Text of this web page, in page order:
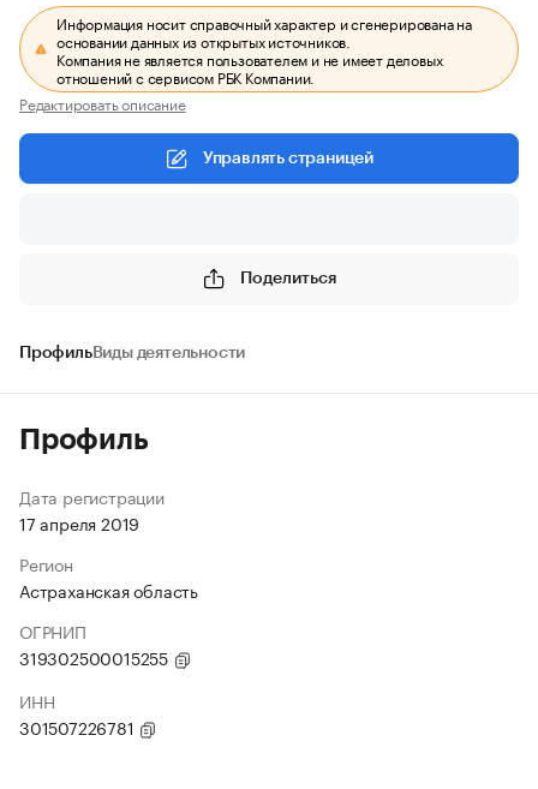
Информация носит справочный характер и сгенерирована на
основании данных из открытых источников.
Компания не является пользователем и не имеет деловых
отношений с сервисом РБК Компании.
Редактировать описание
Управлять страницей
Поделиться
ПрофильВиды деятельности
Профиль
Дата регистрации
17 апреля 2019
Регион
Астраханская область
ОГРНИП
319302500015255
ИНН
301507226781